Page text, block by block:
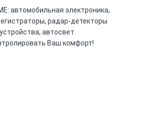
автомобильная электроника,
радар-детекторы
автосвет.
Ваш комфорт!